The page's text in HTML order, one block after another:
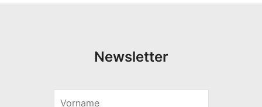
Newsletter